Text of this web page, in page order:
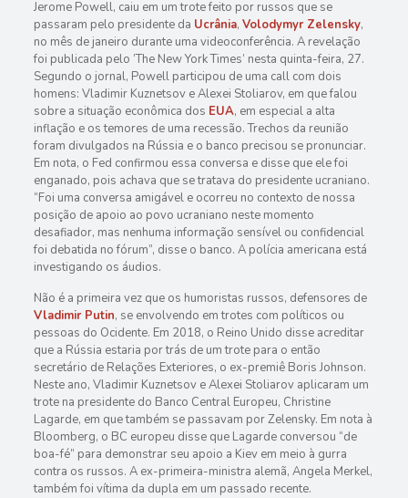
Jerome Powell, caiu em um trote feito por russos que se
passaram pelo presidente da Ucrânia, Volodymyr Zelensky,
no mês de janeiro durante uma videoconferência. A revelação
foi publicada pelo ‘The New York Times’ nesta quinta-feira, 27.
Segundo o jornal, Powell participou de uma call com dois
homens: Vladimir Kuznetsov e Alexei Stoliarov, em que falou
sobre a situação econômica dos EUA, em especial a alta
inflação e os temores de uma recessão. Trechos da reunião
foram divulgados na Rússia e o banco precisou se pronunciar.
Em nota, o Fed confirmou essa conversa e disse que ele foi
enganado, pois achava que se tratava do presidente ucraniano.
“Foi uma conversa amigável e ocorreu no contexto de nossa
posição de apoio ao povo ucraniano neste momento
desafiador, mas nenhuma informação sensível ou confidencial
foi debatida no fórum”, disse o banco. A polícia americana está
investigando os áudios.
Não é a primeira vez que os humoristas russos, defensores de
Vladimir Putin, se envolvendo em trotes com políticos ou
pessoas do Ocidente. Em 2018, o Reino Unido disse acreditar
que a Rússia estaria por trás de um trote para o então
secretário de Relações Exteriores, o ex-premiê Boris Johnson.
Neste ano, Vladimir Kuznetsov e Alexei Stoliarov aplicaram um
trote na presidente do Banco Central Europeu, Christine
Lagarde, em que também se passavam por Zelensky. Em nota à
Bloomberg, o BC europeu disse que Lagarde conversou “de
boa-fé” para demonstrar seu apoio a Kiev em meio à gurra
contra os russos. A ex-primeira-ministra alemã, Angela Merkel,
também foi vítima da dupla em um passado recente.